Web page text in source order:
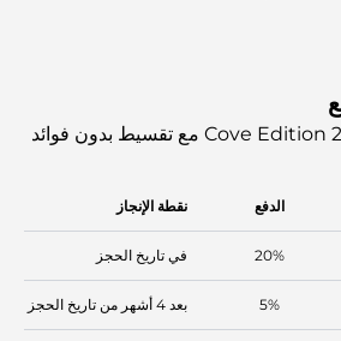
من مستويين تحت الأرض وطابق أرضي.
المشروع العديد من الخيارات للوحدات السكنية.
من الخرسانة والطوب المتين. موقعه
إلى مطار دبي الدولي ووسط مدينة دبي.
الدفع نقطة الإنجاز
20% في تاريخ الحجز
5% بعد 4 أشهر من تاريخ الحجز